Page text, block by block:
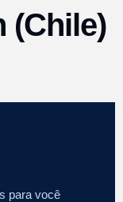
(Chile)
para você